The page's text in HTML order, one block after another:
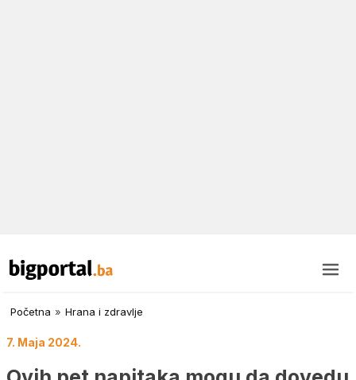
Početna » Hrana i zdravlje
7. Maja 2024.